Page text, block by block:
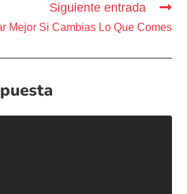
Siguiente entrada
Mejor Si Cambias Lo Que Comes